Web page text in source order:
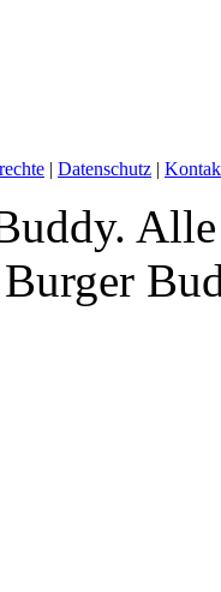
| Datenschutz |